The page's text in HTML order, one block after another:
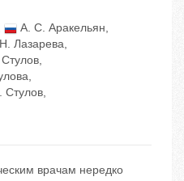
А. С. Аракельян,
Лазарева,
,
,
Стулов,
врачам нередко